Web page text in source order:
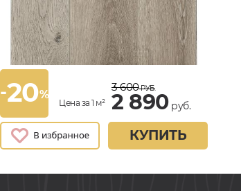
-20%
Цена за 1 м²
3 600РУБ.
2 890руб.
КУПИТЬ